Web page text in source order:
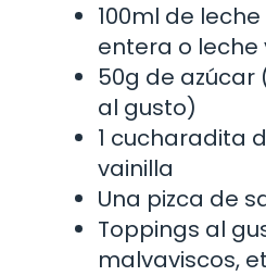
100ml de
entera o
50g de azúcar
al gusto)
1 cucharadita
vainilla
Una pizca de
Toppings al
malvaviscos,